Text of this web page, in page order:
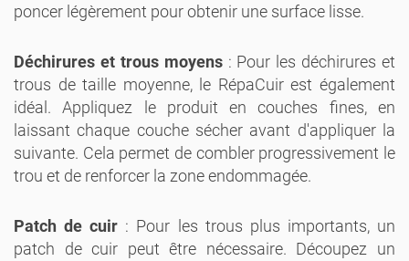
poncer légèrement pour obtenir une surface lisse.
Déchirures et trous moyens: Pour les déchirures et
trous de taille moyenne, le RépaCuir est également
idéal. Appliquez le produit en couches fines, en
laissant chaque couche sécher avant d'appliquer la
suivante. Cela permet de combler progressivement le
trou et de renforcer la zone endommagée.
Patch de cuir : Pour les trous plus importants, un
patch de cuir peut être nécessaire. Découpez un